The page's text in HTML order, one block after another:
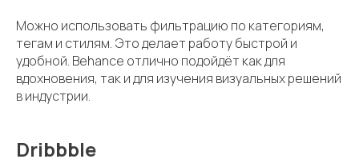
Можно использовать фильтрацию по категориям,
тегам и стилям. Это делает работу быстрой и
удобной. Behance отлично подойдёт как для
вдохновения, так и для изучения визуальных решений
в индустрии.
Dribbble